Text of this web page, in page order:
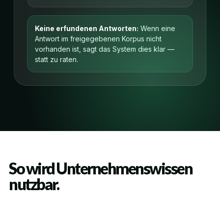
Keine erfundenen Antworten: Wenn eine
Antwort im freigegebenen Korpus nicht
vorhanden ist, sagt das System dies klar —
statt zu raten.
So wird Unternehmenswissen
nutzbar.